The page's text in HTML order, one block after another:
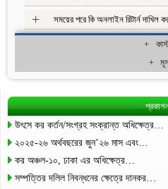
সময়ের পরে কি অনলাইন রিটার্ন দাখিল
+
উৎসে কর কর্তন/সংগ্রহ সংক্রান্ত অধিক্ষেত্র…
২০২৫-২৬ অর্থবছরের জুন’২৬ মাস এবং…
কর অঞ্চল-১০, ঢাকা এর অধিক্ষেত্র…
সম্পত্তির দলিল নিবন্ধনের ক্ষেত্রে দানকর…